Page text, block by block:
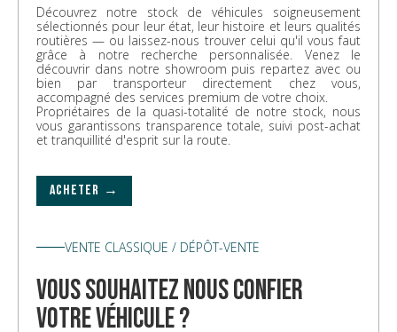
Découvrez notre stock de véhicules soigneusement
sélectionnés pour leur état, leur histoire et leurs qualités
routières — ou laissez-nous trouver celui qu'il vous faut
grâce à notre recherche personnalisée. Venez le
découvrir dans notre showroom puis repartez avec ou
bien par transporteur directement chez vous,
accompagné des services premium de votre choix.
Propriétaires de la quasi-totalité de notre stock, nous
vous garantissons transparence totale, suivi post-achat
et tranquillité d'esprit sur la route.
ACHETER →
VENTE CLASSIQUE / DÉPÔT-VENTE
vous souhaitez nous confier
votre véhicule ?